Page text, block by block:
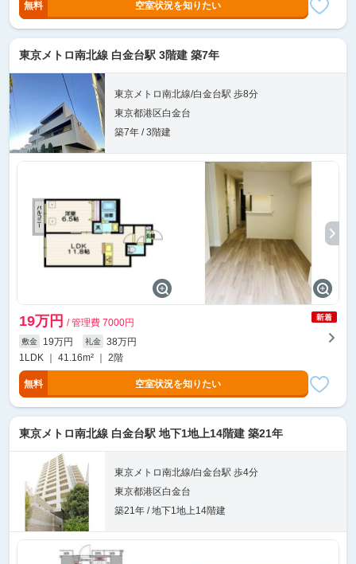
無料 空室状況を知りたい
東京メトロ南北線 白金台駅 3階建 築7年
東京メトロ南北線/白金台駅 歩8分
東京都港区白金台
築7年 / 3階建
19万円 / 管理費 7000円
敷金 19万円 礼金
38万円
1LDK ｜ 41.16m² ｜ 2階
無料 空室状況を知りたい
東京メトロ南北線 白金台駅 地下1地上14階建 築21年
東京メトロ南北線/白金台駅 歩4分
東京都港区白金台
築21年 / 地下1地上14階建